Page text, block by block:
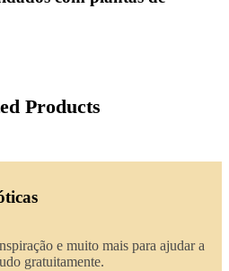
Products
e muito mais para ajudar a
gratuitamente.